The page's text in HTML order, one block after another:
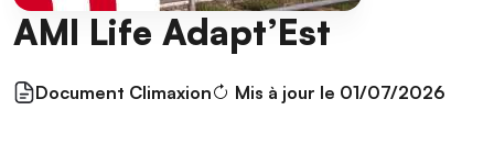
AMI Life Adapt’Est
Document Climaxion Mis à jour le 01/07/2026